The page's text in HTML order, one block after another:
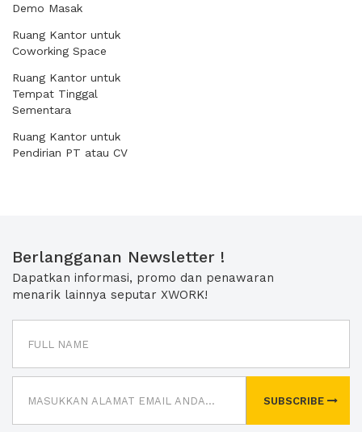
Demo Masak
Ruang Kantor untuk
Coworking Space
Ruang Kantor untuk
Tempat Tinggal
Sementara
Ruang Kantor untuk
Pendirian PT atau CV
Berlangganan Newsletter !
Dapatkan informasi, promo dan penawaran
menarik lainnya seputar XWORK!
SUBSCRIBE